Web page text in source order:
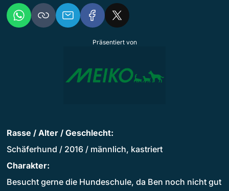
Präsentiert von
Rasse / Alter / Geschlecht:
Schäferhund / 2016 / männlich, kastriert
Charakter:
Besucht gerne die Hundeschule, da Ben noch nicht gut